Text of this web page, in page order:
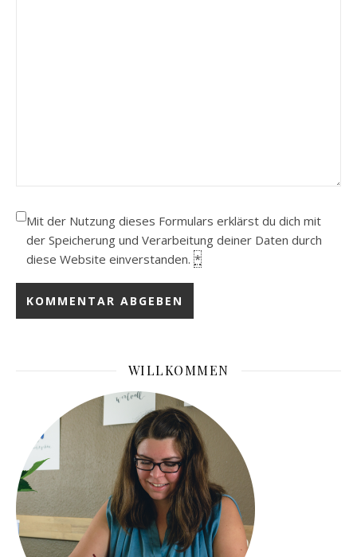
Mit der Nutzung dieses Formulars erklärst du dich mit
der Speicherung und Verarbeitung deiner Daten durch
diese Website einverstanden. *
WILLKOMMEN